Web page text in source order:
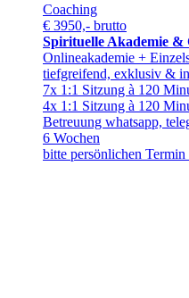
Coaching
€ 3950,- brutto
Spirituelle Akademie &
Onlineakademie +
tiefgreifend, exklusiv &
7x 1:1 Sitzung à 120
4x 1:1 Sitzung à 120
Betreuung whatsapp,
6 Wochen
bitte persönlichen Termin